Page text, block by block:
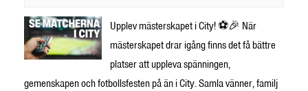
Upplev mästerskapet i City! ⚽🎉 När
mästerskapet drar igång finns det få bättre
platser att uppleva spänningen,
gemenskapen och fotbollsfesten på än i City. Samla vänner, familj